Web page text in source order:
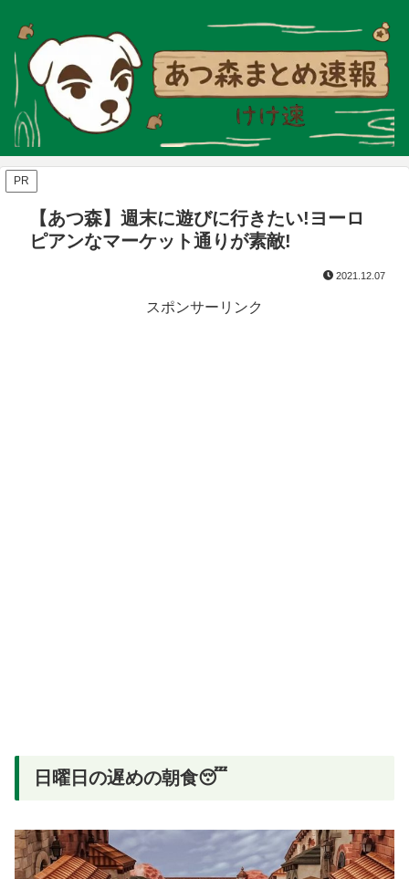
PR
【あつ森】週末に遊びに行きたい!ヨーロ
ピアンなマーケット通りが素敵!
2021.12.07
スポンサーリンク
日曜日の遅めの朝食😴